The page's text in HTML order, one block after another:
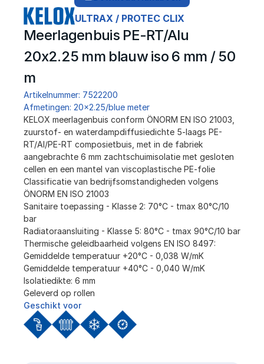
ULTRAX / PROTEC CLIX
Meerlagenbuis PE-RT/Alu
20x2.25 mm blauw iso 6 mm / 50
m
Artikelnummer: 7522200
Afmetingen: 20x2.25/blue meter
﻿KELOX meerlagenbuis conform ÖNORM EN ISO 21003,
zuurstof- en waterdampdiffusiedichte 5-laags PE-
RT/Al/PE-RT composietbuis, met in de fabriek
aangebrachte 6 mm zachtschuimisolatie met gesloten
cellen en een mantel van viscoplastische PE-folie
Classificatie van bedrijfsomstandigheden volgens
ÖNORM EN ISO 21003
Sanitaire toepassing - Klasse 2: 70°C - tmax 80°C/10
bar
Radiatoraansluiting - Klasse 5: 80°C - tmax 90°C/10 bar
Thermische geleidbaarheid volgens EN ISO 8497:
Gemiddelde temperatuur +20°C - 0,038 W/mK
Gemiddelde temperatuur +40°C - 0,040 W/mK
Isolatiedikte: 6 mm
Geleverd op rollen
Geschikt voor